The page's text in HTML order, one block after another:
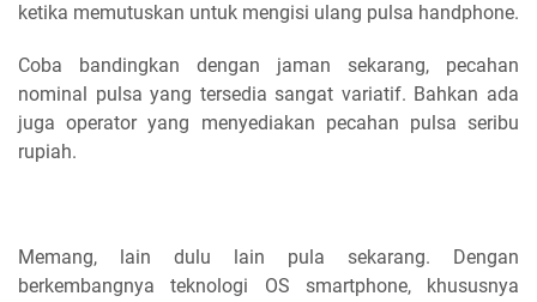
ketika memutuskan untuk mengisi ulang pulsa handphone.
Coba bandingkan dengan jaman sekarang, pecahan
nominal pulsa yang tersedia sangat variatif. Bahkan ada
juga operator yang menyediakan pecahan pulsa seribu
rupiah.
Memang, lain dulu lain pula sekarang. Dengan
berkembangnya teknologi OS smartphone, khususnya